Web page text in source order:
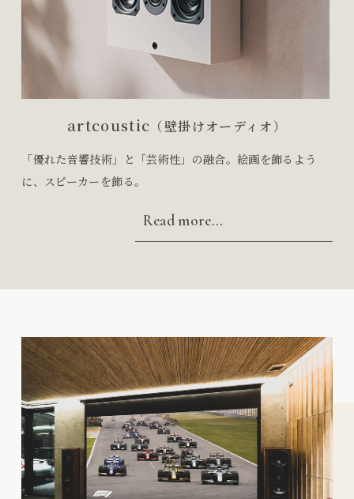
artcoustic （壁掛けオーディオ）
「優れた音響技術」と「芸術性」の融合。絵画を飾るよう
に、スピーカーを飾る。
Read more...